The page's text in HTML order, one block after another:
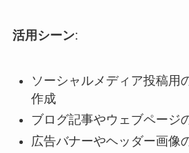
活用シーン:
ソーシャルメディア投稿用
作成
ブログ記事やウェブページ
広告バナーやヘッダー画像